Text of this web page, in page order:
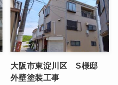
大阪市東淀川区 S様邸
外壁塗装工事